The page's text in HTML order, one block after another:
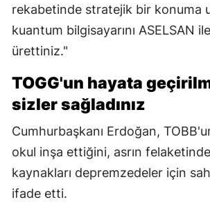
rekabetinde stratejik bir konuma
kuantum bilgisayarını ASELSAN
ürettiniz."
TOGG'un hayata
sizler sağladınız
Cumhurbaşkanı Erdoğan,
okul inşa ettiğini, asrın
kaynakları depremzedeler için
ifade etti.